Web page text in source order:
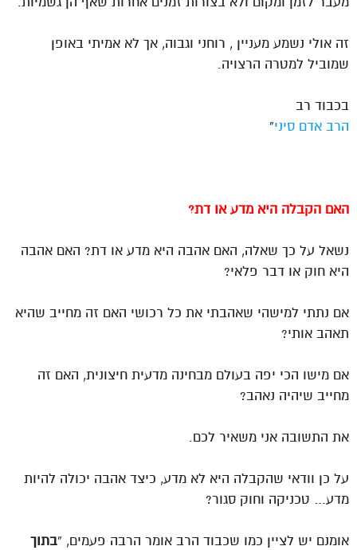
זה אולי נשמע מעניין , רוחני וגבוה, אך לא אמיתי באופן
שמוביל למטרה הרצויה.
בכבוד רב
הרב אדם סיני”
האם הקבלה היא מדע או דת?
נשאל על כך שאלה, האם אהבה היא מדע או דת? האם אהבה
היא חוק או דבר פלאי?
אם נתתי למישהי שאהבתי את כל רכושי האם זה מחייב שהיא
תאהב אותי?
אם מישו הכי יפה בעולם מבחינה מדעית חיצונית, האם זה
מחייב שיהיה נאהב?
את התשובה אני משאיר לכם.
על כן וודאי שהקבלה היא לא מדע, כיצד אהבה יכולה להיות
מדע… טכניקה וחוק סגור?
אומנם יש לציין כמו שכבוד הרב אומר הרבה פעמים, “בתוך